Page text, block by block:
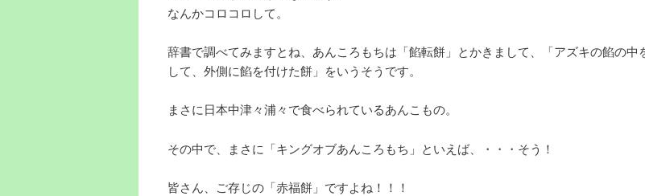
なんかコロコロして。
辞書で調べてみますとね、あんころもちは「餡転餅」とかきまして、「アズキの餡の中
して、外側に餡を付けた餅」をいうそうです。
まさに日本中津々浦々で食べられているあんこもの。
その中で、まさに「キングオブあんころもち」といえば、・・・そう！
皆さん、ご存じの「赤福餅」ですよね！！！